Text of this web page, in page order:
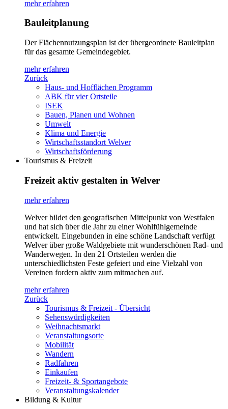
mehr erfahren
Bauleitplanung
Der Flächennutzungsplan ist der übergeordnete Bauleitplan
für das gesamte Gemeindegebiet.
mehr erfahren
Zurück
Haus- und Hofflächen Programm
ABK für vier Ortsteile
ISEK
Bauen, Planen und Wohnen
Umwelt
Klima und Energie
Wirtschaftsstandort Welver
Wirtschaftsförderung
Tourismus & Freizeit
Freizeit aktiv gestalten in Welver
mehr erfahren
Welver bildet den geografischen Mittelpunkt von Westfalen
und hat sich über die Jahr zu einer Wohlfühlgemeinde
entwickelt. Eingebunden in eine schöne Landschaft verfügt
Welver über große Waldgebiete mit wunderschönen Rad- und
Wanderwegen. In den 21 Ortsteilen werden die
unterschiedlichsten Feste gefeiert und eine Vielzahl von
Vereinen fordern aktiv zum mitmachen auf.
mehr erfahren
Zurück
Tourismus & Freizeit - Übersicht
Sehenswürdigkeiten
Weihnachtsmarkt
Veranstaltungsorte
Mobilität
Wandern
Radfahren
Einkaufen
Freizeit- & Sportangebote
Veranstaltungskalender
Bildung & Kultur